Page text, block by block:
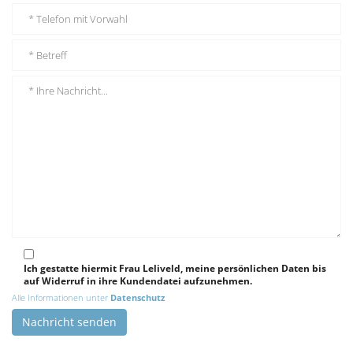
Ich gestatte hiermit Frau Leliveld, meine persönlichen Daten bis
auf Widerruf in ihre Kundendatei aufzunehmen.
Alle Informationen unter Datenschutz
Nachricht senden